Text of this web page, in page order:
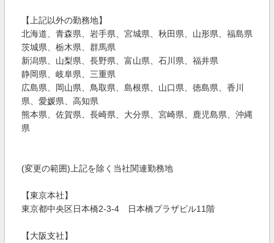
【上記以外の勤務地】
北海道、青森県、岩手県、宮城県、秋田県、山形県、福島県
茨城県、栃木県、群馬県
新潟県、山梨県、長野県、富山県、石川県、福井県
静岡県、岐阜県、三重県
広島県、岡山県、鳥取県、島根県、山口県、徳島県、香川
県、愛媛県、高知県
熊本県、佐賀県、長崎県、大分県、宮崎県、鹿児島県、沖縄
県
(変更の範囲)上記を除く当社関連勤務地
【東京本社】
東京都中央区日本橋2-3-4 日本橋プラザビル11階
【大阪支社】